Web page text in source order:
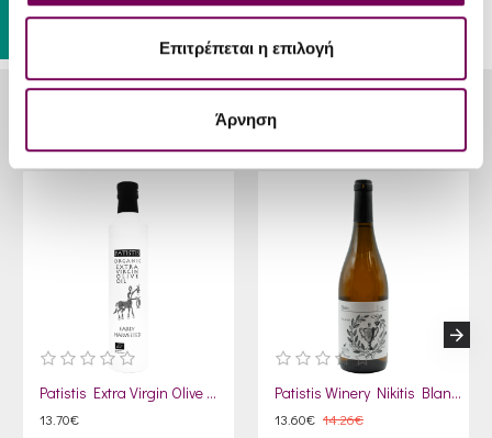
Επιτρέπεται η επιλογή
Άρνηση
RELATED PRODUCTS
Patistis Extra Virgin Olive Oil 500ml
13.70€
Patistis Winery Nikitis Blanc de Noir N.V.
13.60€ 14.26€